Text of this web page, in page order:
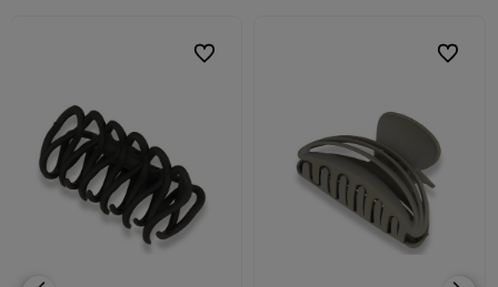
Do ulubionych
Do ulubionych Do
Do